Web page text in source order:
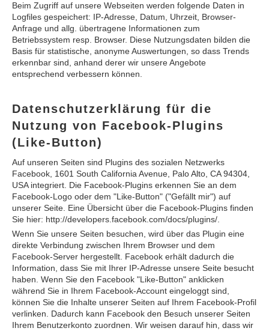
Beim Zugriff auf unsere Webseiten werden folgende Daten in
Logfiles gespeichert: IP-Adresse, Datum, Uhrzeit, Browser-
Anfrage und allg. übertragene Informationen zum
Betriebssystem resp. Browser. Diese Nutzungsdaten bilden die
Basis für statistische, anonyme Auswertungen, so dass Trends
erkennbar sind, anhand derer wir unsere Angebote
entsprechend verbessern können.
Datenschutzerklärung für die
Nutzung von Facebook-Plugins
(Like-Button)
Auf unseren Seiten sind Plugins des sozialen Netzwerks
Facebook, 1601 South California Avenue, Palo Alto, CA 94304,
USA integriert. Die Facebook-Plugins erkennen Sie an dem
Facebook-Logo oder dem "Like-Button" ("Gefällt mir") auf
unserer Seite. Eine Übersicht über die Facebook-Plugins finden
Sie hier: http://developers.facebook.com/docs/plugins/.
Wenn Sie unsere Seiten besuchen, wird über das Plugin eine
direkte Verbindung zwischen Ihrem Browser und dem
Facebook-Server hergestellt. Facebook erhält dadurch die
Information, dass Sie mit Ihrer IP-Adresse unsere Seite besucht
haben. Wenn Sie den Facebook "Like-Button" anklicken
während Sie in Ihrem Facebook-Account eingeloggt sind,
können Sie die Inhalte unserer Seiten auf Ihrem Facebook-Profil
verlinken. Dadurch kann Facebook den Besuch unserer Seiten
Ihrem Benutzerkonto zuordnen. Wir weisen darauf hin, dass wir